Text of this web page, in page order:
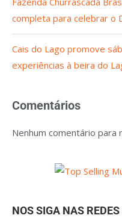
completa para celebrar o
Cais do Lago promove
experiências à beira do
Comentários
Nenhum comentário para
NOS SIGA NAS